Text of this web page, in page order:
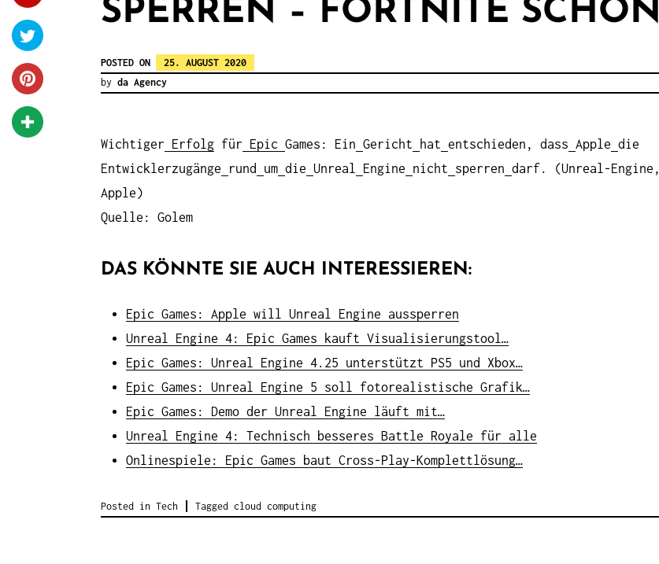
SPERREN – FORTNITE SCHON
POSTED ON
25. AUGUST 2020
by da Agency
Wichtiger Erfolg für Epic Games: Ein Gericht hat entschieden, dass Apple die
Entwicklerzugänge
rund um die Unreal Engine nicht sperren darf. (Unreal-Engine,
Apple)
Quelle: Golem
DAS KÖNNTE SIE AUCH INTERESSIEREN:
Epic Games: Apple will Unreal Engine aussperren
Unreal Engine 4: Epic Games kauft Visualisierungstool…
Epic Games: Unreal Engine 4.25 unterstützt PS5 und Xbox…
Epic Games: Unreal Engine 5 soll fotorealistische Grafik…
Epic Games: Demo der Unreal Engine läuft mit…
Unreal Engine 4: Technisch besseres Battle Royale für alle
Onlinespiele: Epic Games baut Cross-Play-Komplettlösung…
Posted in Tech Tagged cloud computing